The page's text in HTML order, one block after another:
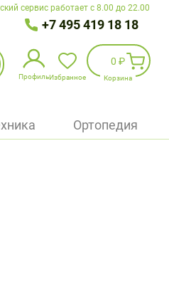
сервис работает с 8.00 до 22.00
+7 495 419 18 18
ПрофильИзбранное
0 ₽
Корзина
Ортопедия